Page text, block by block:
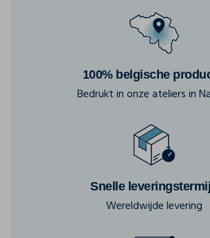
100% belgische
Bedrukt in onze ateliers in
Snelle
Wereldwijde levering